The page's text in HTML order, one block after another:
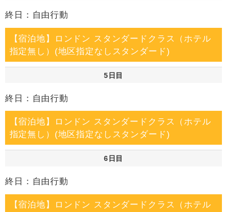
終日：自由行動
【宿泊地】ロンドン スタンダードクラス（ホテル
指定無し）(地区指定なしスタンダード)
5日目
終日：自由行動
【宿泊地】ロンドン スタンダードクラス（ホテル
指定無し）(地区指定なしスタンダード)
6日目
終日：自由行動
【宿泊地】ロンドン スタンダードクラス（ホテル